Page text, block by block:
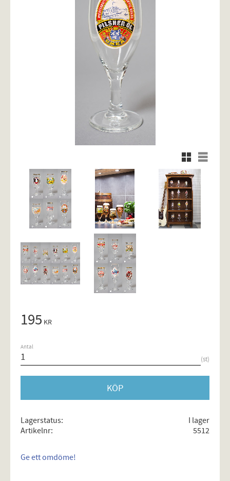
Rutnätsvy
Listvy
195 KR
Antal
st
KÖP
Lagerstatus
I lager
Artikelnr
5512
Ge ett omdöme!